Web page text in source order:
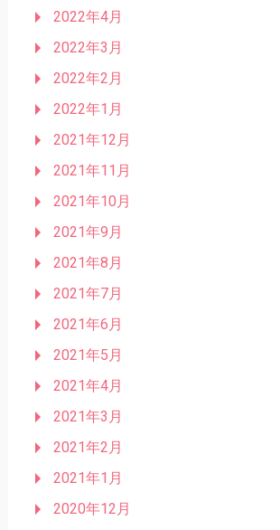
2022年4月
2022年3月
2022年2月
2022年1月
2021年12月
2021年11月
2021年10月
2021年9月
2021年8月
2021年7月
2021年6月
2021年5月
2021年4月
2021年3月
2021年2月
2021年1月
2020年12月